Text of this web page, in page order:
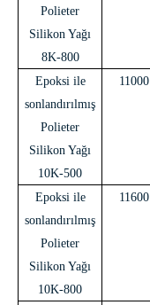
Polieter
Silikon Yağı
8K-800
Epoksi ile
sonlandırılmış
Polieter
Silikon Yağı
10K-500
11000
Epoksi ile
sonlandırılmış
Polieter
Silikon Yağı
10K-800
11600